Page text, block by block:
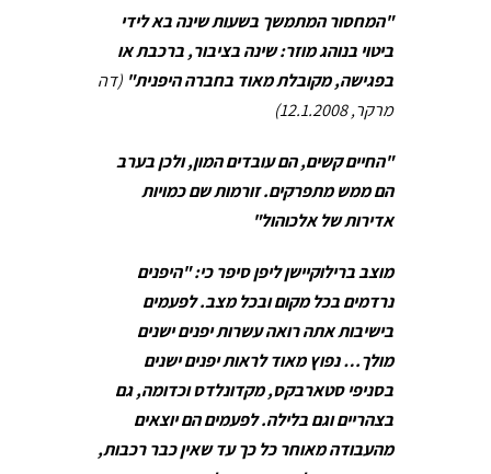
"המחסור המתמשך בשעות שינה בא לידי
ביטוי בנוהג מוזר: שינה בציבור, ברכבת או
בפגישה, מקובלת מאוד בחברה היפנית" (דה
מרקר, 12.1.2008)
"החיים קשים, הם עובדים המון, ולכן בערב
הם ממש מתפרקים. זורמות שם כמויות
אדירות של אלכוהול"
מוצב ברילוקיישן ליפן סיפר כי: "היפנים
נרדמים בכל מקום ובכל מצב. לפעמים
בישיבות אתה רואה עשרות יפנים ישנים
מולך… נפוץ מאוד לראות יפנים ישנים
בסניפי סטארבקס, מקדונלדס וכדומה, גם
בצהריים וגם בלילה. לפעמים הם יוצאים
מהעבודה מאוחר כל כך עד שאין כבר רכבות,